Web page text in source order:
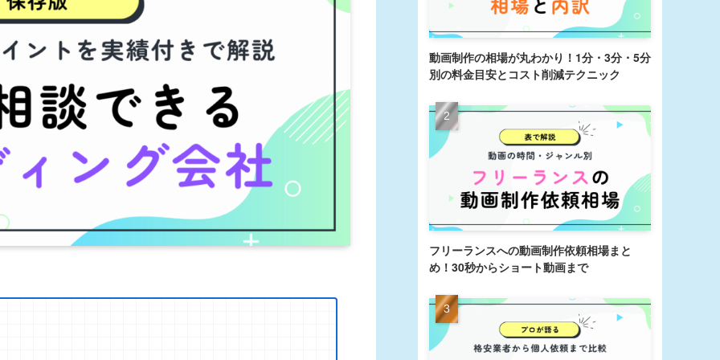
動画制作の相場が丸わかり！1分・3分・5分
別の料金目安とコスト削減テクニック
フリーランスへの動画制作依頼相場まと
め！30秒からショート動画まで